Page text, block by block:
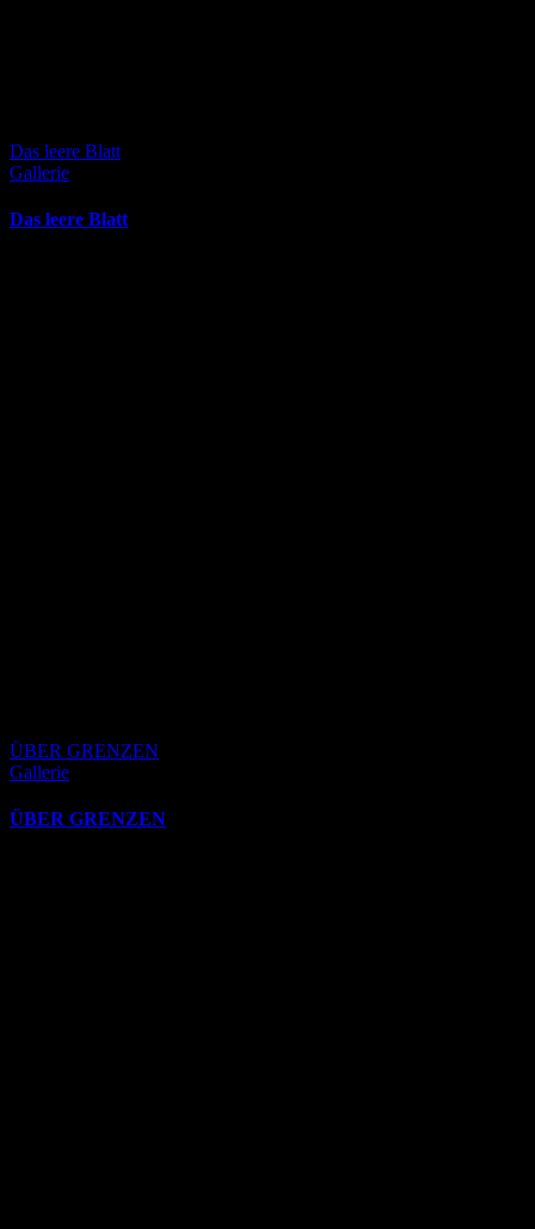
Das leere Blatt
Gallerie
Das leere Blatt
ÜBER GRENZEN
Gallerie
ÜBER GRENZEN